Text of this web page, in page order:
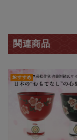
関連商品